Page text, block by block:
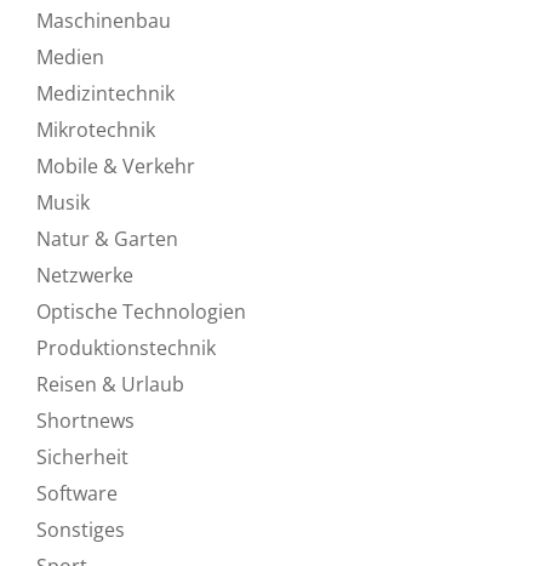
Maschinenbau
Medien
Medizintechnik
Mikrotechnik
Mobile & Verkehr
Musik
Natur & Garten
Netzwerke
Optische Technologien
Produktionstechnik
Reisen & Urlaub
Shortnews
Sicherheit
Software
Sonstiges